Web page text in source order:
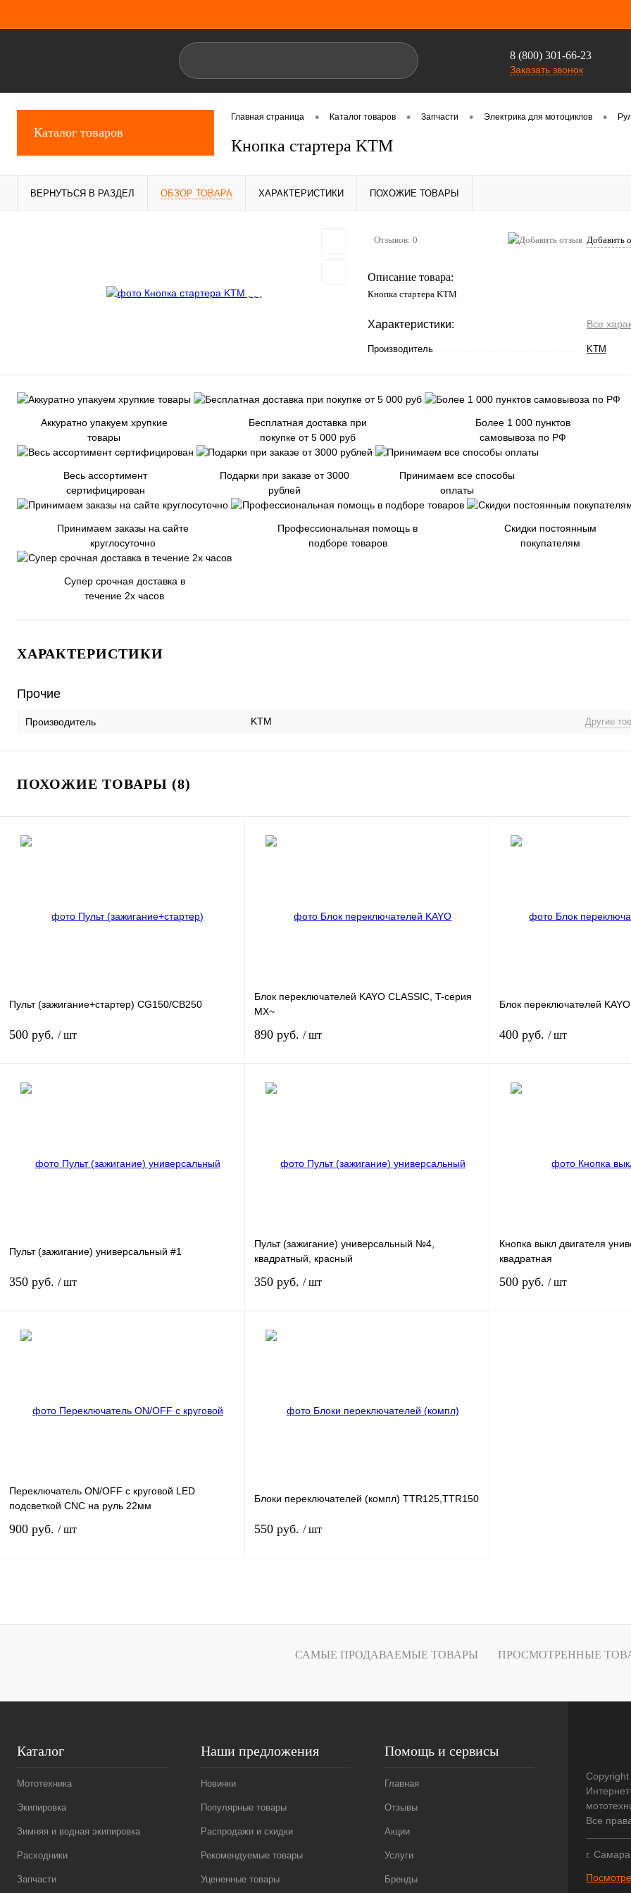
8 (800) 301-66-23
Заказать звонок
Каталог товаров
Главная страница • Каталог товаров • Запчасти • Электрика для мотоциклов •
Кнопка стартера KTM
ВЕРНУТЬСЯ В РАЗДЕЛ ОБЗОР ТОВАРА ХАРАКТЕРИСТИКИ ПОХОЖИЕ ТОВАРЫ
Отзывов: 0 Добавить
Описание товара:
Кнопка стартера KTM
Характеристики: Все
Производитель KTM
Аккуратно упакуем хрупкие
товары
Бесплатная доставка при
покупке от 5 000 руб
Более 1 000 пунктов
самовывоза по РФ
Весь ассортимент
сертифицирован
Подарки при заказе от 3000
рублей
Принимаем все способы
оплаты
Принимаем заказы на сайте
круглосуточно
Профессиональная помощь в
подборе товаров
Скидки постоянным
покупателям
Супер срочная доставка в
течение 2х часов
ХАРАКТЕРИСТИКИ
Прочие
Производитель KTM Другие
ПОХОЖИЕ ТОВАРЫ (8)
Пульт (зажигание+стартер) CG150/CB250
500 руб. / шт
наличии
Блок переключателей KAYO CLASSIC, T-серия
MX~
890 руб. / шт
наличии
Блок переключателей
400 руб. / шт
Пульт (зажигание) универсальный #1
350 руб. / шт
наличии
Пульт (зажигание) универсальный №4,
квадратный, красный
350 руб. / шт
наличии
Кнопка выкл двигателя
квадратная
500 руб. / шт
Переключатель ON/OFF с круговой LED
подсветкой CNC на руль 22мм
900 руб. / шт
Купить в 1 клик К сравнению
Блоки переключателей (компл) TTR125,TTR150
550 руб. / шт
Купить в 1 клик К сравнению
САМЫЕ ПРОДАВАЕМЫЕ ТОВАРЫ ПРОСМОТРЕННЫЕ
Каталог
Мототехника
Экипировка
Зимняя и водная экипировка
Расходники
Запчасти
Наши предложения
Новинки
Популярные товары
Распродажи и скидки
Рекомендуемые товары
Уцененные товары
Помощь и сервисы
Главная
Отзывы
Акции
Услуги
Бренды
Все
г.